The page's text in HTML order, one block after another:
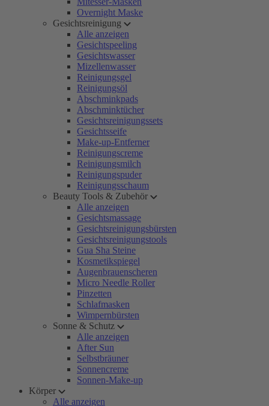
Overnight Maske
Gesichtsreinigung
Alle anzeigen
Gesichtspeeling
Gesichtswasser
Mizellenwasser
Reinigungsgel
Reinigungsöl
Abschminkpads
Abschminktücher
Gesichtsreinigungssets
Gesichtsseife
Make-up-Entferner
Reinigungscreme
Reinigungsmilch
Reinigungspuder
Reinigungsschaum
Beauty Tools & Zubehör
Alle anzeigen
Gesichtsmassage
Gesichtsreinigungsbürsten
Gesichtsreinigungstools
Gua Sha Steine
Kosmetikspiegel
Augenbrauenscheren
Micro Needle Roller
Pinzetten
Schlafmasken
Wimpernbürsten
Sonne & Schutz
Alle anzeigen
After Sun
Selbstbräuner
Sonnencreme
Sonnen-Make-up
Körper
Alle anzeigen